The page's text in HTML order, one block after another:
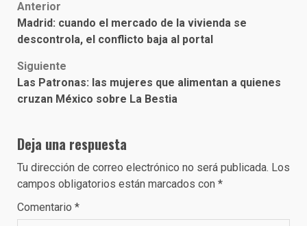
Post
navigation
Anterior
Madrid: cuando el mercado de la vivienda se
descontrola, el conflicto baja al portal
Siguiente
Las Patronas: las mujeres que alimentan a quienes
cruzan México sobre La Bestia
Deja una respuesta
Tu dirección de correo electrónico no será publicada. Los
campos obligatorios están marcados con *
Comentario *